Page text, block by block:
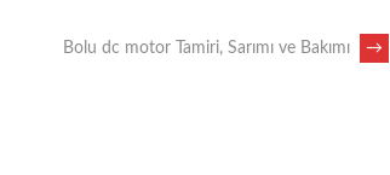
Bolu dc motor Tamiri, Sarımı ve Bakımı →